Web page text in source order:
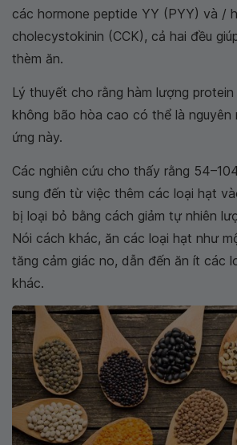
các hormone peptide YY (PYY) và /
cholecystokinin (CCK), cả hai đều
thèm ăn.
Lý thuyết cho rằng hàm lượng
không bão hòa cao có thể là nguyên
ứng này.
Các nghiên cứu cho thấy rằng
sung đến từ việc thêm các loại hạt
bị loại bỏ bằng cách giảm tự nhiên
Nói cách khác, ăn các loại hạt như
tăng cảm giác no, dẫn đến ăn ít các
khác.